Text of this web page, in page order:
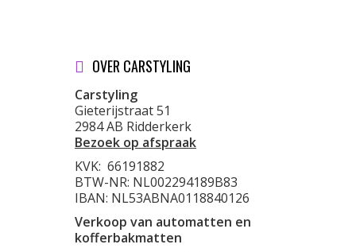
OVER CARSTYLING
Carstyling
Gieterijstraat 51
2984 AB Ridderkerk
Bezoek op afspraak
KVK: 66191882
BTW-NR: NL002294189B83
IBAN: NL53ABNA0118840126
Verkoop van automatten en
kofferbakmatten